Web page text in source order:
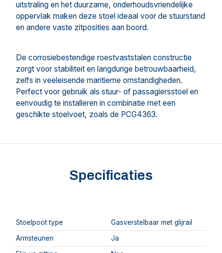
uitstraling en het duurzame, onderhoudsvriendelijke
oppervlak maken deze stoel ideaal voor de stuurstand
en andere vaste zitposities aan boord.
De corrosiebestendige roestvaststalen constructie
zorgt voor stabiliteit en langdurige betrouwbaarheid,
zelfs in veeleisende maritieme omstandigheden.
Perfect voor gebruik als stuur- of passagiersstoel en
eenvoudig te installeren in combinatie met een
geschikte stoelvoet, zoals de PCG4363.
Specificaties
Stoelpoot type
Gasverstelbaar met glijrail
Armsteunen
Ja